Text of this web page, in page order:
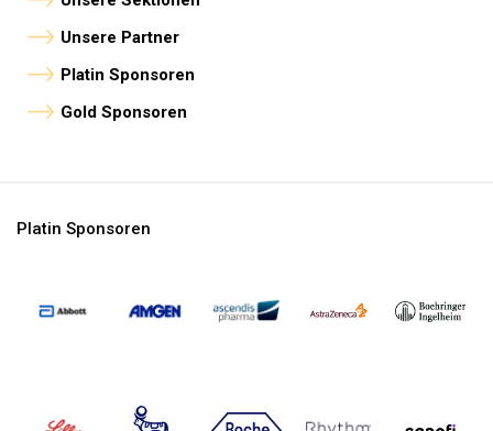
Unsere Partner
Platin Sponsoren
Gold Sponsoren
Platin Sponsoren